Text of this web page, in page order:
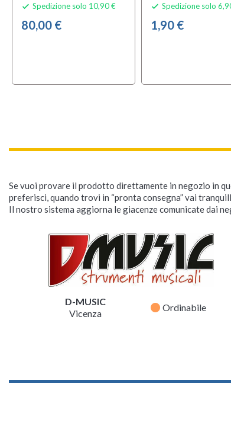
 Spedizione solo 10,90 €
80,00 €
 Spedizione solo
1,90 €
Se vuoi provare il prodotto direttamente in negozio in
preferisci, quando trovi in “pronta consegna” vai
Il nostro sistema aggiorna le giacenze comunicate dai
D-MUSIC
Vicenza
fiber_manual_record Ordinabile